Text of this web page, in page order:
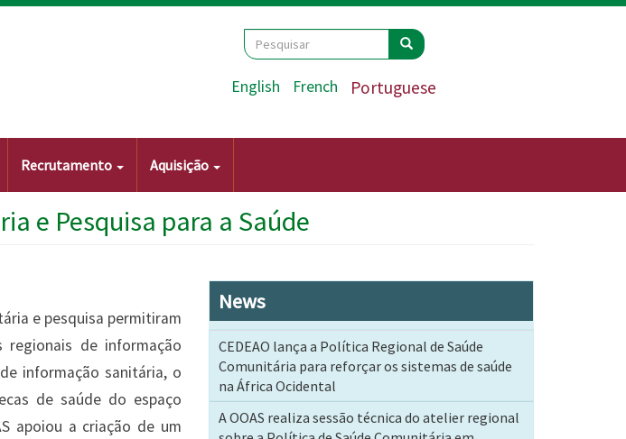
Search
Pesquisar Pesquisar
English French Portuguese
Recrutamento Aquisição
e Pesquisa para a Saúde
e pesquisa permitiram
de informação
informação sanitária, o
de saúde do espaço
apoiou a criação de um
News
CEDEAO lança a Política Regional de Saúde
Comunitária para reforçar os sistemas de saúde
na África Ocidental
A OOAS realiza sessão técnica do atelier regional